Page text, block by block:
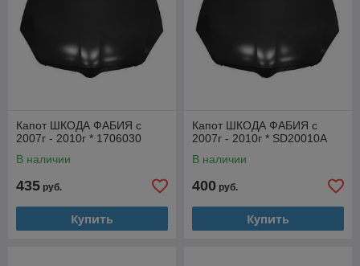
Капот ШКОДА ФАБИЯ с
2007г - 2010г * 1706030
В наличии
435 руб.
Купить
Капот ШКОДА ФАБИЯ с
2007г - 2010г * SD20010A
В наличии
400 руб.
Купить